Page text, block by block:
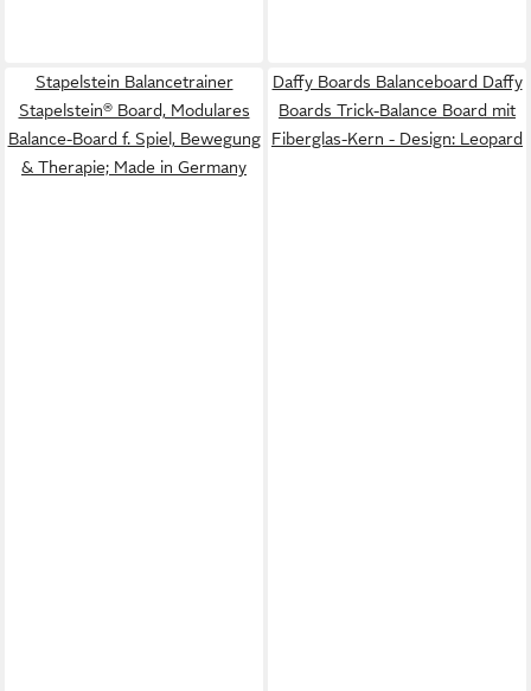
Stapelstein Balancetrainer
Stapelstein® Board, Modulares
Balance-Board f. Spiel, Bewegung
& Therapie; Made in Germany
Daffy Boards Balanceboard Daffy
Boards Trick-Balance Board mit
Fiberglas-Kern - Design: Leopard